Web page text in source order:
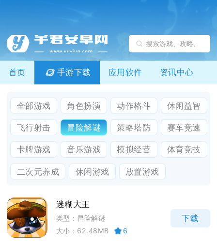
首页 手游下载 应用软件 资讯中心
全部游戏 角色扮演 动作格斗 休闲益智
飞行射击 冒险解谜 策略塔防 赛车竞速
卡牌游戏 音乐游戏 模拟经营 体育竞技
二次元养成 休闲游戏 放置游戏
迷糊大王
类型：冒险解谜
大小：62.48MB
6
下载